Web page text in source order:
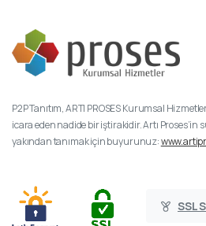
P2P Tanıtım, ARTI PROSES Kurumsal
icara eden nadide bir iştirakidir. Artı
yakından tanımak için buyurunuz:
SSL